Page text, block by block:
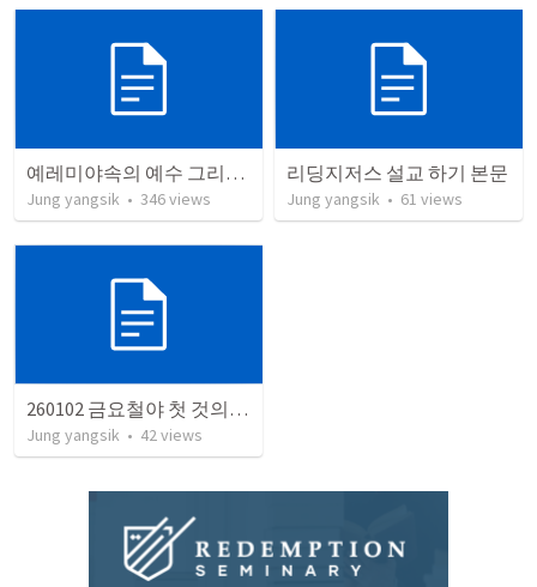
예레미야속의 예수 그리스도
Jung yangsik • 346views
리딩지저스 설교 하기 본문
Jung yangsik • 61 views
260102 금요철야 첫 것의 소중함
Jung yangsik • 42views